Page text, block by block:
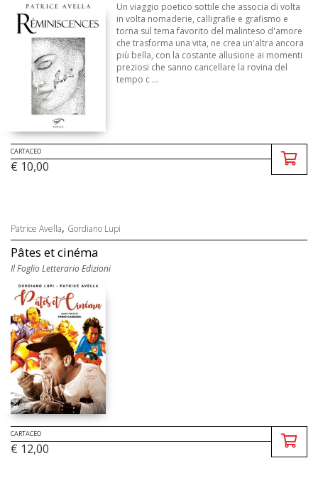
Un viaggio poetico sottile che associa di volta
in volta nomaderie, calligrafie e grafismo e
torna sul tema favorito del malinteso d'amore
che trasforma una vita, ne crea un'altra ancora
più bella, con la costante allusione ai momenti
preziosi che sanno cancellare la rovina del
tempo c ...
CARTACEO
€ 10,00
Patrice Avella, Gordiano Lupi
Pâtes et cinéma
Il Foglio Letterario Edizioni
CARTACEO
€ 12,00